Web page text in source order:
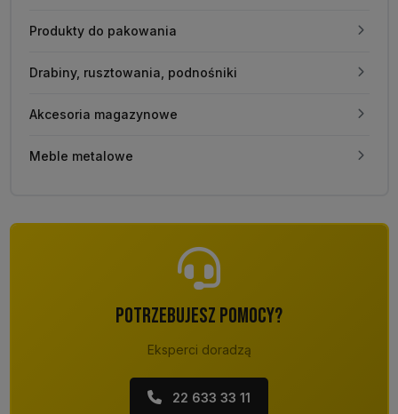
Produkty do pakowania
Drabiny, rusztowania, podnośniki
Akcesoria magazynowe
Meble metalowe
POTRZEBUJESZ POMOCY?
Eksperci doradzą
22 633 33 11